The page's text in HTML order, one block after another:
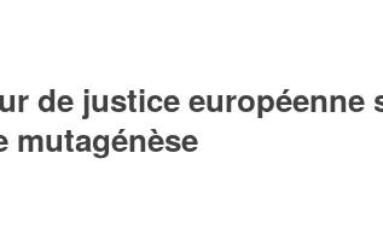
de justice européenne
mutagénèse